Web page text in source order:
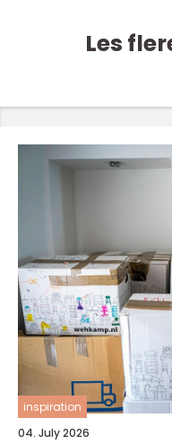
Les
inspiration
04. July 2026